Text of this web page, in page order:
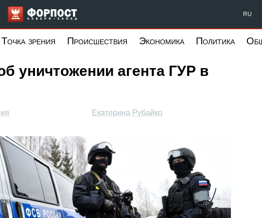
Форпост Северо-Запад RU
Точка зрения Происшествия Экономика Политика
уничтожении агента ГУР в
Екатерина Рубайко